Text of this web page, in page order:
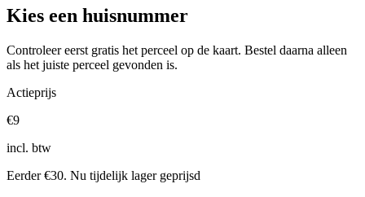
Kies een huisnummer
Controleer eerst gratis het perceel op de kaart. Bestel daarna alleen
als het juiste perceel gevonden is.
Actieprijs
€9
incl. btw
Eerder €30. Nu tijdelijk lager geprijsd